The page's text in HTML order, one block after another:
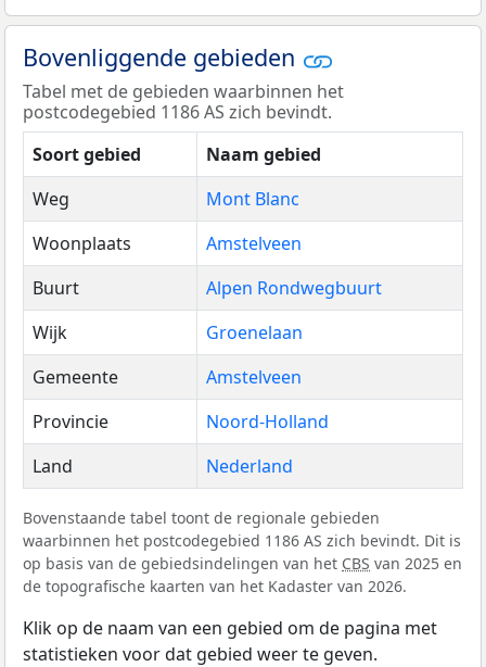
Bovenliggende gebieden
Tabel met de gebieden waarbinnen het
postcodegebied 1186 AS zich bevindt.
Soort gebied
Naam gebied
Weg
Mont Blanc
Woonplaats
Amstelveen
Buurt
Alpen Rondwegbuurt
Wijk
Groenelaan
Gemeente
Amstelveen
Provincie
Noord-Holland
Land
Nederland
Bovenstaande tabel toont de regionale gebieden
waarbinnen het postcodegebied 1186 AS zich bevindt. Dit is
op basis van de gebiedsindelingen van het CBS van 2025 en
de topografische kaarten van het Kadaster van 2026.
Klik op de naam van een gebied om de pagina met
statistieken voor dat gebied weer te geven.